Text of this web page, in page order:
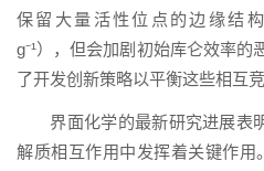
保留大量活性位点的边缘结
g⁻¹），但会加剧初始库仑效率的
了开发创新策略以平衡这些相互
界面化学的最新研究进展表
解质相互作用中发挥着关键作